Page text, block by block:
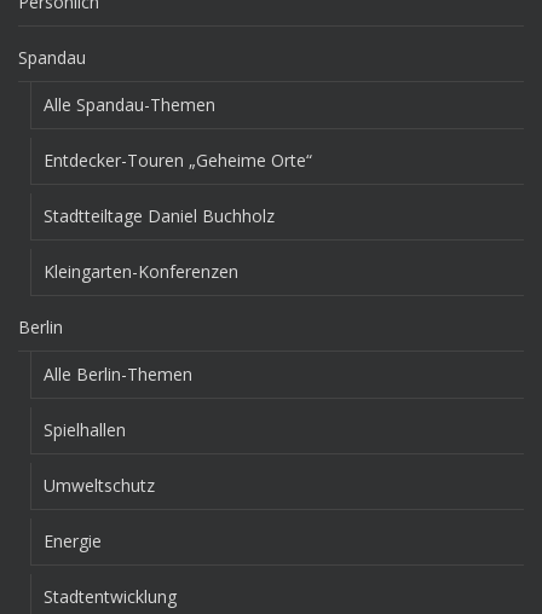
Spandau
Alle Spandau-Themen
Entdecker-Touren „Geheime Orte“
Stadtteiltage Daniel Buchholz
Kleingarten-Konferenzen
Berlin
Alle Berlin-Themen
Spielhallen
Umweltschutz
Energie
Stadtentwicklung